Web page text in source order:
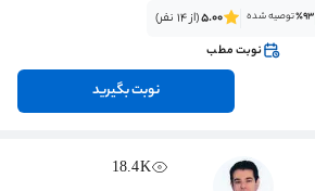
٪93‌‌‌توصیه شده 5.00(از 14 نفر)
نوبت مطب
نوبت بگیرید
18.4K